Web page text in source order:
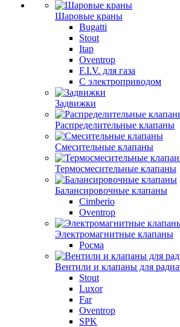
Шаровые краны
Bugatti
Stout
Itap
Oventrop
F.I.V. для газа
С электроприводом
Задвижки
Распределительные клапаны
Cмесительные клапаны
Термосмесительные клапаны
Балансировочные клапаны
Cimberio
Oventrop
Электромагнитные клапаны
Росма
Вентили и клапаны для
Stout
Luxor
Far
Oventrop
SPK